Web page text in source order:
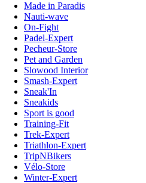
Made in Paradis
Nauti-wave
On-Fight
Padel-Expert
Pecheur-Store
Pet and Garden
Slowood Interior
Smash-Expert
Sneak'In
Sneakids
Sport is good
Training-Fit
Trek-Expert
Triathlon-Expert
TripNBikers
Vélo-Store
Winter-Expert